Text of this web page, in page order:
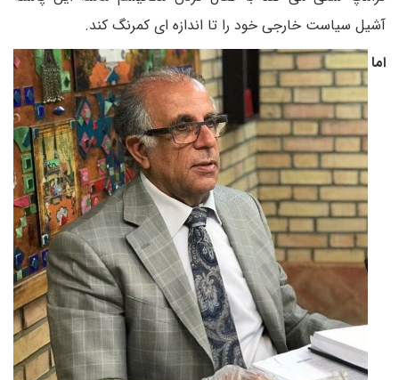
آشیل سیاست خارجی خود را تا اندازه ای کمرنگ کند.
اما